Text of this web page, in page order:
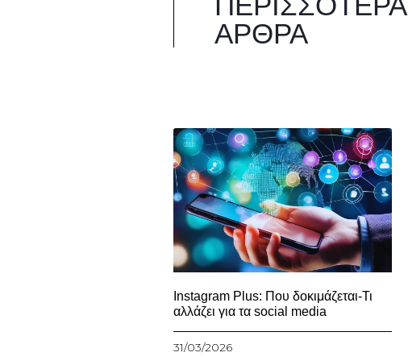
ΆΡΘΡΑ
Instagram Plus: Που δοκιμάζεται-Τι
αλλάζει για τα social media
31/03/2026